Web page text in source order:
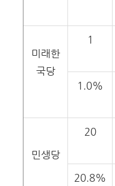
미래한
국당
1
1.0%
민생당
20
20.8%